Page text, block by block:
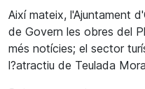
Així mateix, l'Ajuntament
de Govern les obres del
més notícies; el sector
l?atractiu de Teulada